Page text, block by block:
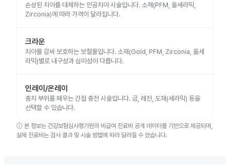
손상된 치아를 대체하는 인공치아 시술입니다. 소재(PFM, 올세라믹,
Zirconia)에 따라 가격이 달라집니다.
크라운
치아를 감싸 보호하는 보철물입니다. 소재(Gold, PFM, Zirconia, 올세
라믹)별로 내구성과 심미성이 다릅니다.
인레이/온레이
충치 부위를 메우는 간접 충전 시술입니다. 금, 레진, 도재(세라믹) 등을
선택할 수 있습니다.
ⓘ 본 정보는 건강보험심사평가원의 비급여 진료비 공개 데이터를 기반으로 제공되며,
실제 진료비는 검사 결과 및 시술 방법에 따라 달라질 수 있습니다.